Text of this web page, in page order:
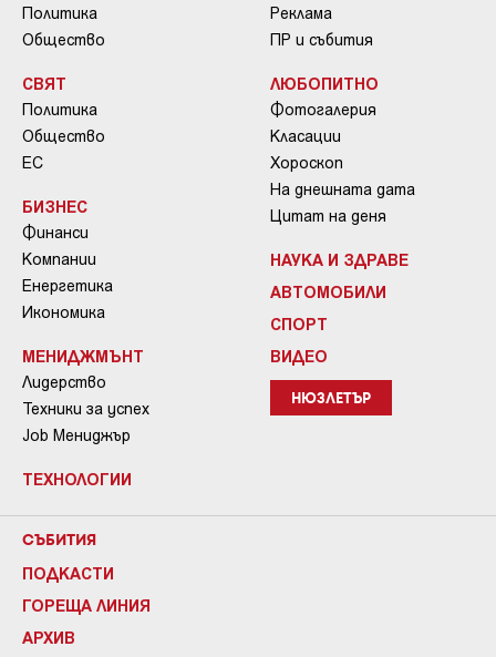
Политика
Общество
СВЯТ
Политика
Общество
ЕС
БИЗНЕС
Финанси
Компании
Енергетика
Икономика
МЕНИДЖМЪНТ
Лидерство
Техники за успех
Job Мениджър
ТЕХНОЛОГИИ
Реклама
ПР и събития
ЛЮБОПИТНО
Фотогалерия
Класации
Хороскоп
На днешната дата
Цитат на деня
НАУКА И ЗДРАВЕ
АВТОМОБИЛИ
СПОРТ
ВИДЕО
НЮЗЛЕТЪР
СЪБИТИЯ
ПОДКАСТИ
ГОРЕЩА ЛИНИЯ
АРХИВ